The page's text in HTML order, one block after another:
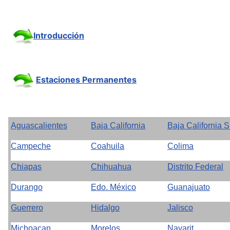
Introducción
Estaciones Permanentes
Aguascalientes Baja California Baja California
Campeche Coahuila Colima
Chiapas Chihuahua Distrito Federal
Durango Edo. México Guanajuato
Guerrero Hidalgo Jalisco
Michoacan Morelos Nayarit